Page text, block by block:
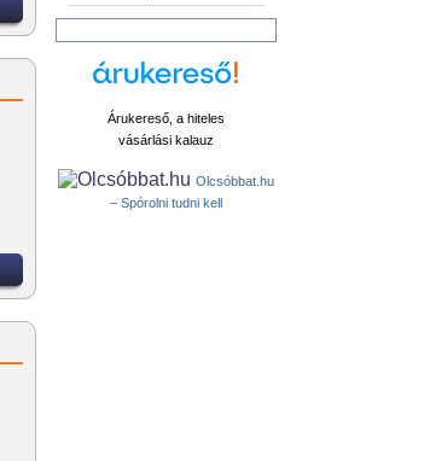
Árukereső, a hiteles
vásárlási kalauz
Olcsóbbat.hu
– Spórolni tudni kell